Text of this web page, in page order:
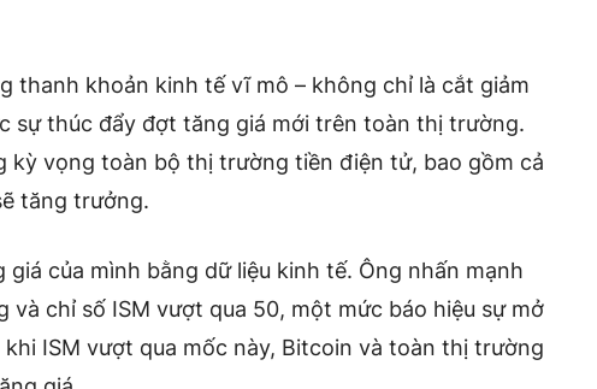
thanh khoản kinh tế vĩ mô – không chỉ là cắt giảm
sự thúc đẩy đợt tăng giá mới trên toàn thị trường.
kỳ vọng toàn bộ thị trường tiền điện tử, bao gồm cả
tăng trưởng.
của mình bằng dữ liệu kinh tế. Ông nhấn mạnh
và chỉ số ISM vượt qua 50, một mức báo hiệu sự mở
ISM vượt qua mốc này, Bitcoin và toàn thị trường